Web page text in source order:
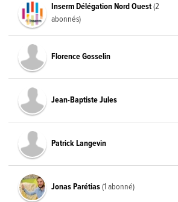
Inserm Délégation Nord Ouest(2
abonnés)
Florence Gosselin
Jean-Baptiste Jules
Patrick Langevin
Jonas Parétias(1 abonné)